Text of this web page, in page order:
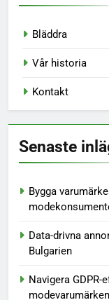
Bläddra
Vår historia
Kontakt
Senaste
Bygga
Data-drivna
Bulgarien
Navigera
modevarumärken